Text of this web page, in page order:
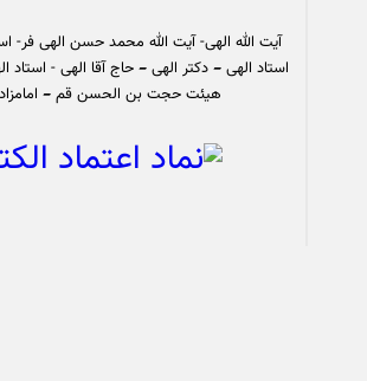
آیت الله الهی- آیت الله محمد حسن الهی
استاد الهی – دکتر الهی – حاج آقا الهی - استاد
هیئت حجت بن الحسن قم –